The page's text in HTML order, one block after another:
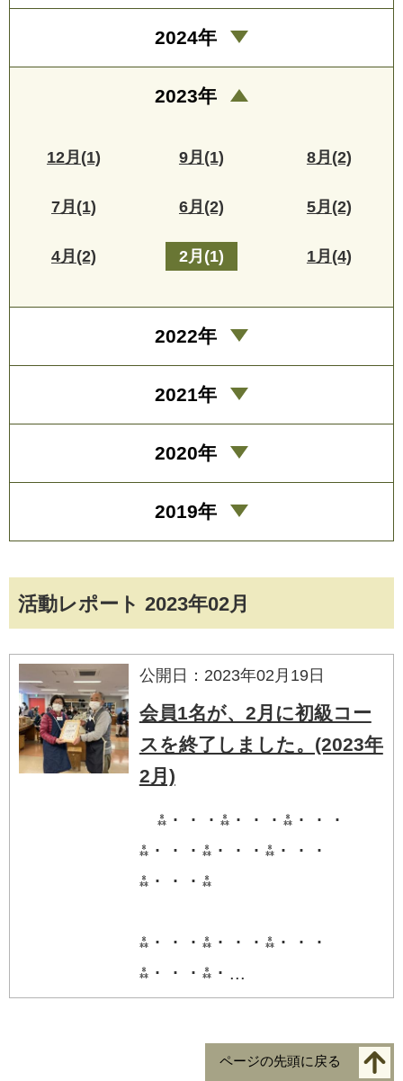
活動レポート 2023年02月
公開日：2023年02月19日
会員1名が、2月に初級コー
スを終了しました。(2023年
2月)
⁂・・・⁂・・・⁂・・・
⁂・・・⁂・・・⁂・・・
⁂・・・⁂
⁂・・・⁂・・・⁂・・・
⁂・・・⁂・...
2024年
2023年
12月(1) 9月(1) 8月(2)
7月(1) 6月(2) 5月(2)
4月(2) 2月(1) 1月(4)
2022年
2021年
2020年
2019年
ページの先頭に戻る